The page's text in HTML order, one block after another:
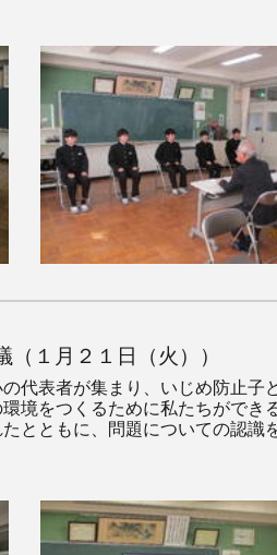
１月２１日（火））
代表者が集まり、いじめ防止
境をつくるために私たちがで
とともに、問題についての認識